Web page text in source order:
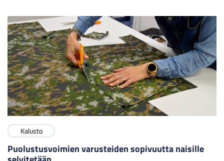
Kalusto
Puolustusvoimien varusteiden sopivuutta naisille